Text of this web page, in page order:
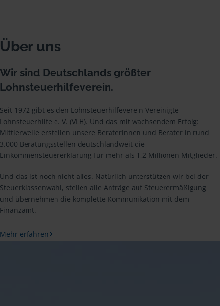
Über uns
Wir sind Deutschlands größter
Lohnsteuerhilfeverein.
Seit 1972 gibt es den Lohnsteuerhilfeverein Vereinigte
Lohnsteuerhilfe e. V. (VLH). Und das mit wachsendem Erfolg:
Mittlerweile erstellen unsere Beraterinnen und Berater in rund
3.000 Beratungsstellen deutschlandweit die
Einkommensteuererklärung für mehr als 1,2 Millionen Mitglieder.
Und das ist noch nicht alles. Natürlich unterstützen wir bei der
Steuerklassenwahl, stellen alle Anträge auf Steuerermäßigung
und übernehmen die komplette Kommunikation mit dem
Finanzamt.
Mehr erfahren